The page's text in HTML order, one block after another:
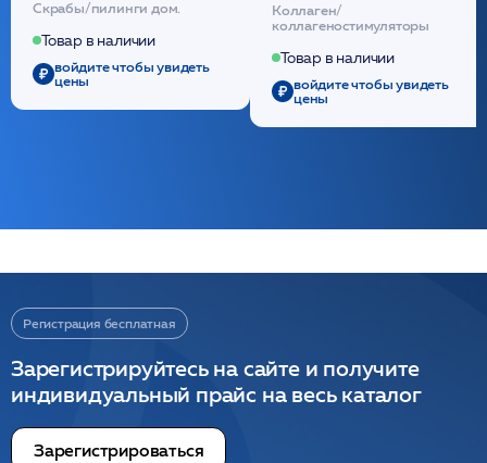
(30шт) /HP
Скрабы/пилинги дом.
Товар в наличии
войдите чтобы увидеть
цены
стерильный на основе
полидиоксанона
/ULTRACOL
Коллаген/
коллагеностимуляторы
Товар в наличии
войдите чтобы увидеть
цены
Регистрация бесплатная
Зарегистрируйтесь на сайте и получите
индивидуальный прайс на весь каталог
Зарегистрироваться